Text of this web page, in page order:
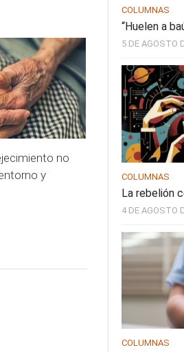
no
y
COLUMNAS
“Huelen a
5 DE AGOSTO
COLUMNAS
La rebelión
4 DE AGOSTO
COLUMNAS